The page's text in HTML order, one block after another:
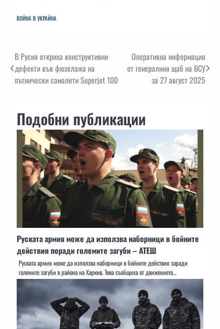
ВОЙНА В УКРАЙНА
Навигация
В Русия откриха конструктивни
дефекти във фюзелажа на
пътнически самолети Superjet 100
Оперативна информация
от генералния щаб на ВСУ
за 27 август 2025
Подобни публикации
Руската армия може да използва наборници в бойните
действия поради големите загуби – АТЕШ
Руската армия може да използва наборници в бойните действия заради
големите загуби в района на Харкив. Това съобщиха от движението…